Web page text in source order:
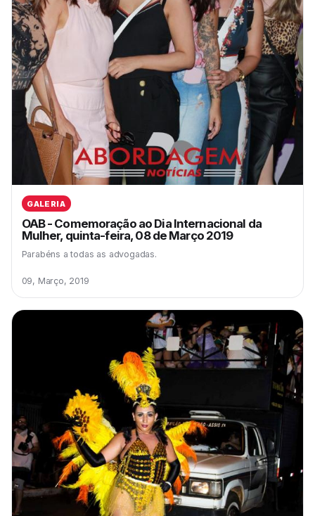
GALERIA
OAB - Comemoração ao Dia Internacional da
Mulher, quinta-feira, 08 de Março 2019
Parabéns a todas as advogadas.
09, Março, 2019